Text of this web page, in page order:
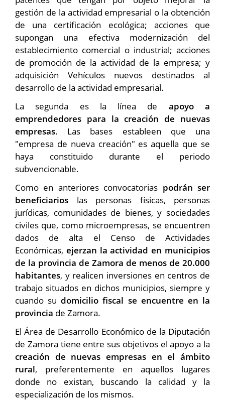
gestión de la actividad empresarial o la obtención
de una certificación ecológica; acciones que
supongan una efectiva modernización del
establecimiento comercial o industrial; acciones
de promoción de la actividad de la empresa; y
adquisición Vehículos nuevos destinados al
desarrollo de la actividad empresarial.
La segunda es la línea de apoyo a
emprendedores para la creación de nuevas
empresas. Las bases estableen que una
"empresa de nueva creación" es aquella que se
haya constituido durante el periodo
subvencionable.
Como en anteriores convocatorias podrán ser
beneficiarios las personas físicas, personas
jurídicas, comunidades de bienes, y sociedades
civiles que, como microempresas, se encuentren
dados de alta el Censo de Actividades
Económicas, ejerzan la actividad en municipios
de la provincia de Zamora de menos de 20.000
habitantes, y realicen inversiones en centros de
trabajo situados en dichos municipios, siempre y
cuando sudomicilio fiscal se encuentre en la
provincia de Zamora.
El Área de Desarrollo Económico de la Diputación
de Zamora tiene entre sus objetivos el apoyo a la
creación de nuevas empresas en el ámbito
rural, preferentemente en aquellos lugares
donde no existan, buscando la calidad y la
especialización de los mismos.